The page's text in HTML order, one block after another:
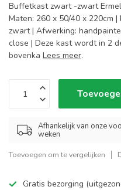
Buffetkast zwart -zwart
Maten: 260 x 50/40 x 220cm
zwart | Afwerking:
close | Deze kast wordt in 2
bovenka Lees meer.
Afhankelijk van onze
weken
Toevoegen om te vergelijken
Gratis bezorging